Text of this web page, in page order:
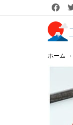
You are
ホーム